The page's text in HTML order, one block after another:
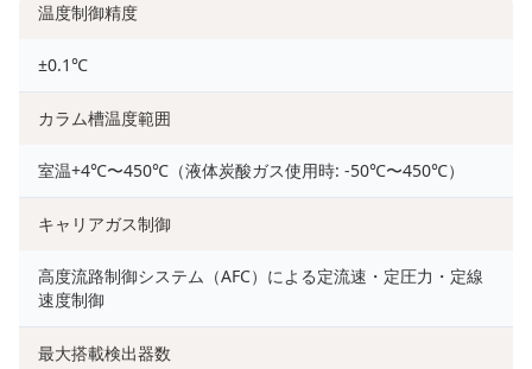
温度制御精度
±0.1℃
カラム槽温度範囲
室温+4℃〜450℃（液体炭酸ガス使用時: -50℃〜450℃）
キャリアガス制御
高度流路制御システム（AFC）による定流速・定圧力・定線
速度制御
最大搭載検出器数